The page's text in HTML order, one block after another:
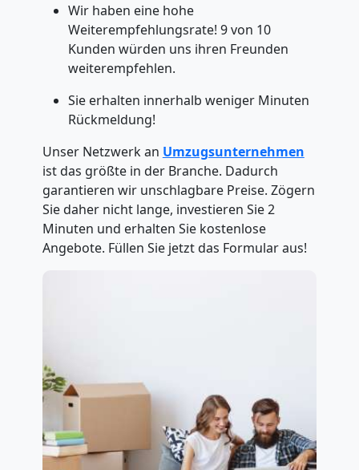
Wir haben eine hohe
Weiterempfehlungsrate! 9 von 10
Kunden würden uns ihren Freunden
weiterempfehlen.
Sie erhalten innerhalb weniger Minuten
Rückmeldung!
Unser Netzwerk an Umzugsunternehmen
ist das größte in der Branche. Dadurch
garantieren wir unschlagbare Preise. Zögern
Sie daher nicht lange, investieren Sie 2
Minuten und erhalten Sie kostenlose
Angebote. Füllen Sie jetzt das Formular aus!